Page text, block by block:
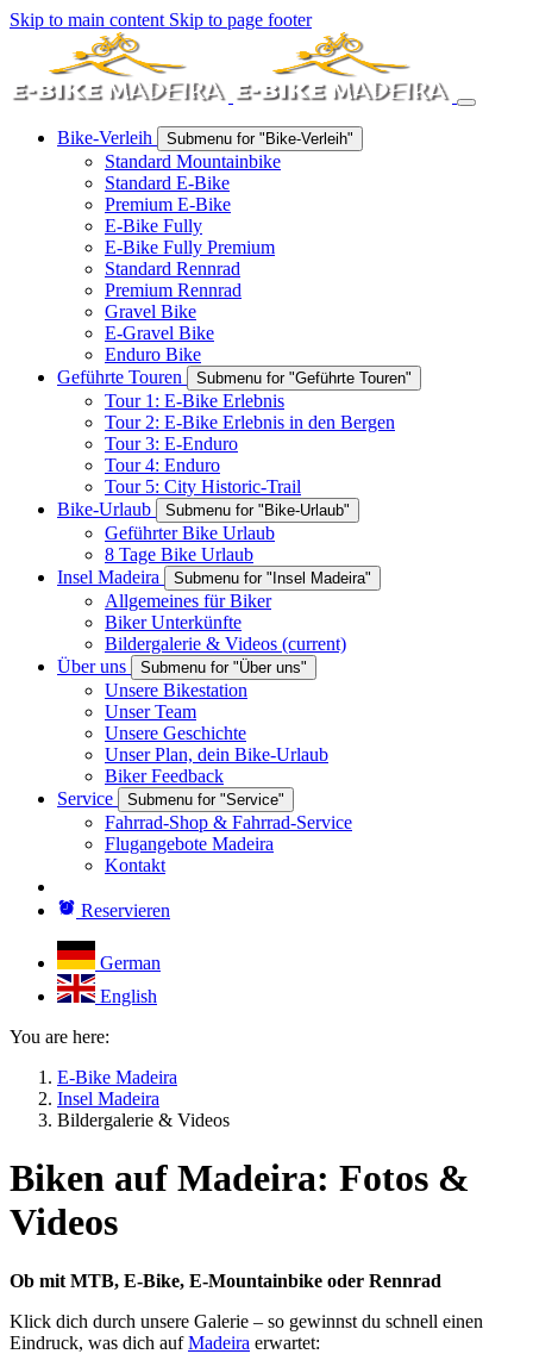
Skip to main content Skip to page footer
Bike-Verleih Submenu for "Bike-Verleih"
Standard Mountainbike
Standard E-Bike
Premium E-Bike
E-Bike Fully
E-Bike Fully Premium
Standard Rennrad
Premium Rennrad
Gravel Bike
E-Gravel Bike
Enduro Bike
Geführte Touren
Submenu for "Geführte Touren"
Tour 1: E-Bike Erlebnis
Tour 2: E-Bike Erlebnis in den Bergen
Tour 3: E-Enduro
Tour 4: Enduro
Tour 5: City Historic-Trail
Bike-Urlaub
Submenu for "Bike-Urlaub"
Geführter Bike Urlaub
8 Tage Bike Urlaub
Insel Madeira
Submenu for "Insel Madeira"
Allgemeines für Biker
Biker Unterkünfte
Bildergalerie & Videos (current)
Über uns
Submenu for "Über uns"
Unsere Bikestation
Unser Team
Unsere Geschichte
Unser Plan, dein Bike-Urlaub
Biker Feedback
Service
Submenu for "Service"
Fahrrad-Shop & Fahrrad-Service
Flugangebote Madeira
Kontakt
Reservieren
German
English
You are here:
E-Bike Madeira
Insel Madeira
Bildergalerie & Videos
Biken auf Madeira: Fotos &
Videos
Ob mit MTB, E-Bike, E-Mountainbike oder Rennrad
Klick dich durch unsere Galerie – so gewinnst du schnell einen
Eindruck, was dich aufMadeira erwartet: